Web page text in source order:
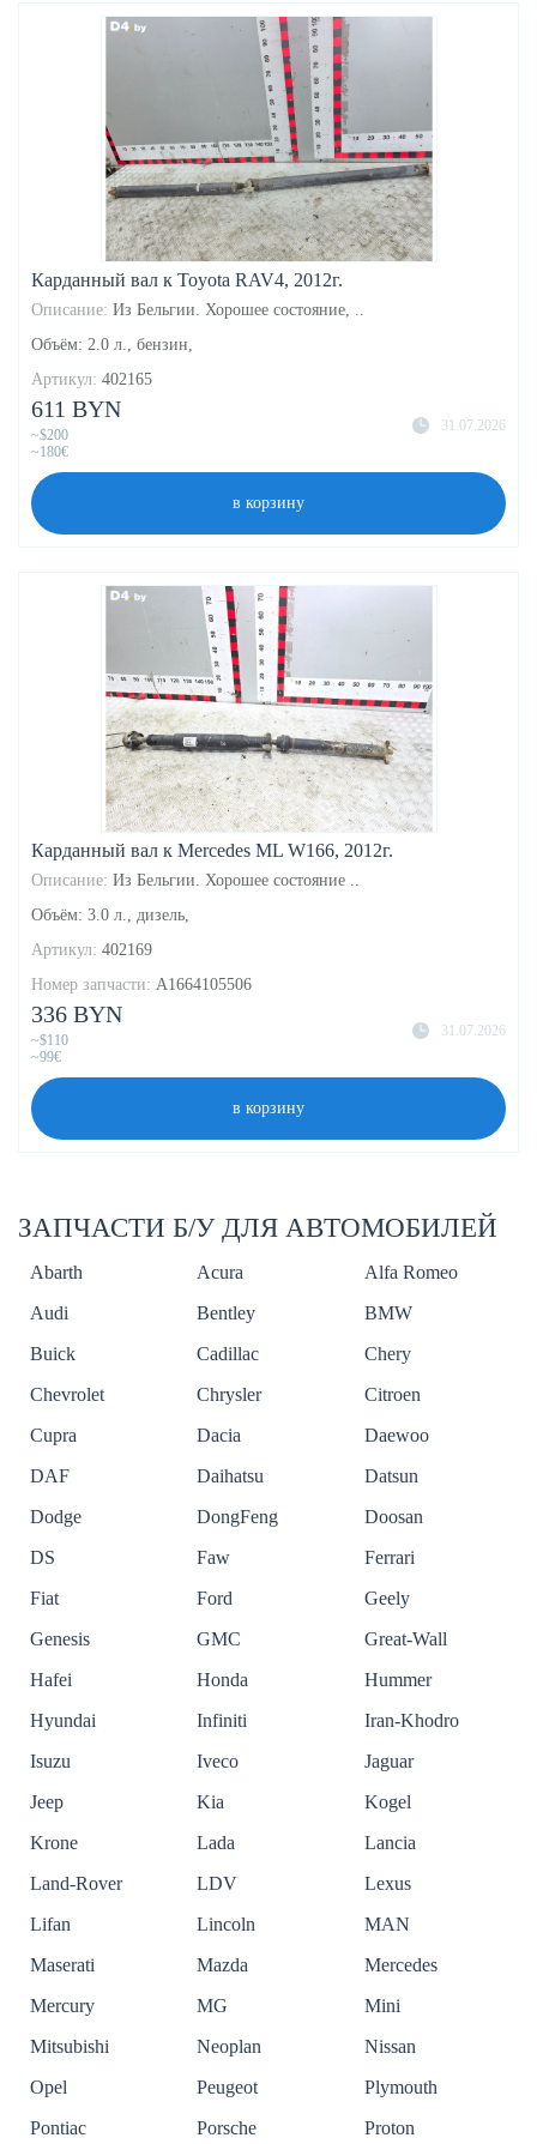
Карданный вал к Toyota RAV4, 2012г.
Описание: Из Бельгии. Хорошее состояние, ..
Объём: 2.0 л., бензин,
Артикул: 402165
31.07.2026
611 BYN
~$200
~180€
в корзину
Карданный вал к Mercedes ML W166, 2012г.
Описание: Из Бельгии. Хорошее состояние ..
Объём: 3.0 л., дизель,
Артикул: 402169
Номер запчасти: A1664105506
31.07.2026
336 BYN
~$110
~99€
в корзину
ЗАПЧАСТИ Б/У ДЛЯ АВТОМОБИЛЕЙ
Abarth Acura
Alfa Romeo
Audi
Bentley
BMW
Buick
Cadillac
Chery
Chevrolet
Chrysler
Citroen
Cupra
Dacia
Daewoo
DAF
Daihatsu
Datsun
Dodge
DongFeng
Doosan
DS
Faw
Ferrari
Fiat
Ford
Geely
Genesis
GMC
Great-Wall
Hafei
Honda
Hummer
Hyundai
Infiniti
Iran-Khodro
Isuzu
Iveco
Jaguar
Jeep
Kia
Kogel
Krone
Lada
Lancia
Land-Rover
LDV
Lexus
Lifan
Lincoln
MAN
Maserati
Mazda
Mercedes
Mercury
MG
Mini
Mitsubishi
Neoplan
Nissan
Opel
Peugeot
Plymouth
Pontiac
Porsche
Proton